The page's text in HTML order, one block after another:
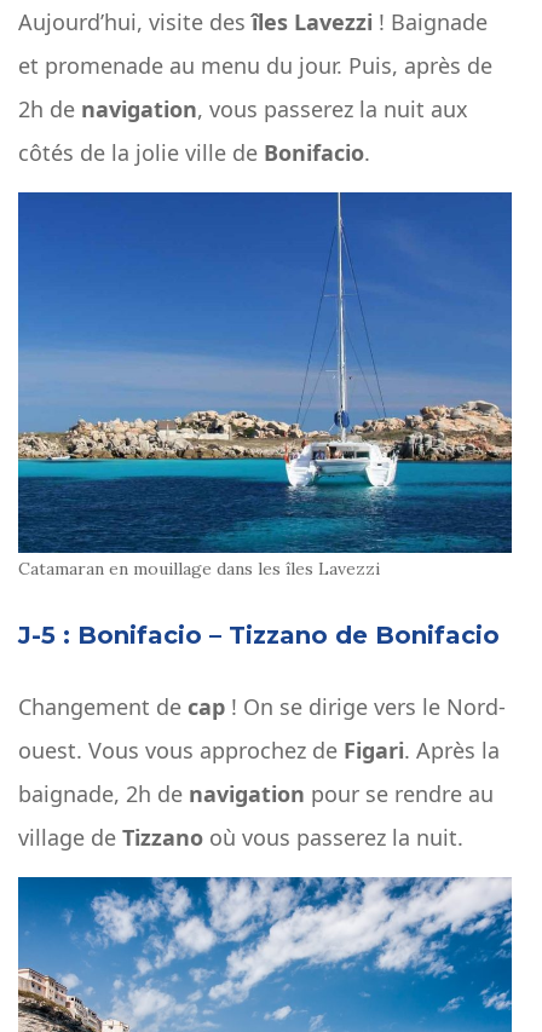
Aujourd’hui, visite desîles Lavezzi ! Baignade
et promenade au menu du jour. Puis, après de
2h de navigation, vous passerez la nuit aux
côtés de la jolie ville de Bonifacio.
Catamaran en mouillage dans les îles Lavezzi
J-5 : Bonifacio – Tizzano de Bonifacio
Changement de cap ! On se dirige vers le Nord-
ouest. Vous vous approchez de Figari. Après la
baignade, 2h de navigation pour se rendre au
village de Tizzano où vous passerez la nuit.